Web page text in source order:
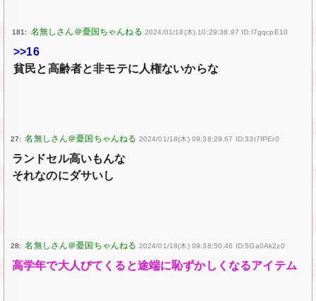
181: 2024/01/18(木) 10:29:38.97 ID:I7gqcpE10
>>16
貧民と高齢者と非モテに人権ないからな
27: 2024/01/18(木) 09:38:29.67 ID:33t7fPEr0
ランドセル高いもんな
それなのにダサいし
28: 2024/01/18(木) 09:38:50.46 ID:5Ga0Ak2z0
高学年で大人びてくると途端に恥ずかしくなるアイテム